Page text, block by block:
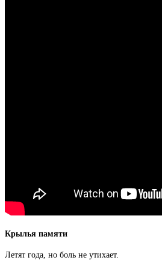
Крылья памяти
Летят года, но боль не утихает.